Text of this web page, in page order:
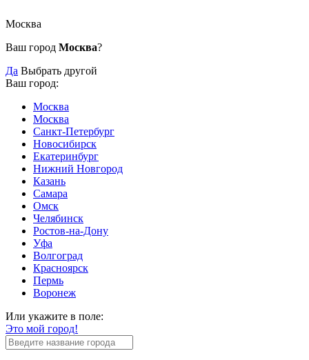
Москва
Ваш город Москва?
Да Выбрать другой
Ваш город:
Москва
Москва
Санкт-Петербург
Новосибирск
Екатеринбург
Нижний Новгород
Казань
Самара
Омск
Челябинск
Ростов-на-Дону
Уфа
Волгоград
Красноярск
Пермь
Воронеж
Или укажите в поле:
Это мой город!